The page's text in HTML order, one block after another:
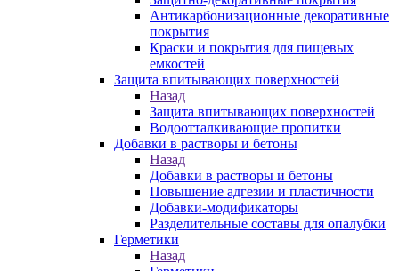
Антикарбонизационные декоративные
покрытия
Краски и покрытия для пищевых
емкостей
Защита впитывающих поверхностей
Назад
Защита впитывающих поверхностей
Водоотталкивающие пропитки
Добавки в растворы и бетоны
Назад
Добавки в растворы и бетоны
Повышение адгезии и пластичности
Добавки-модификаторы
Разделительные составы для опалубки
Герметики
Назад